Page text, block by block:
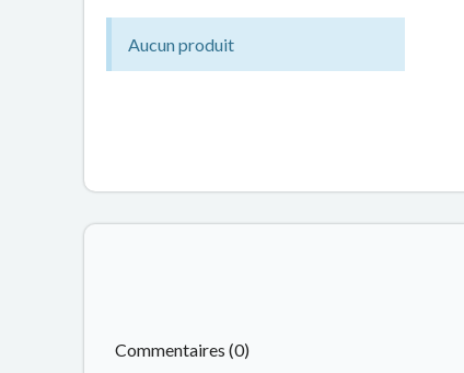
Aucun produit
Commentaires (0)